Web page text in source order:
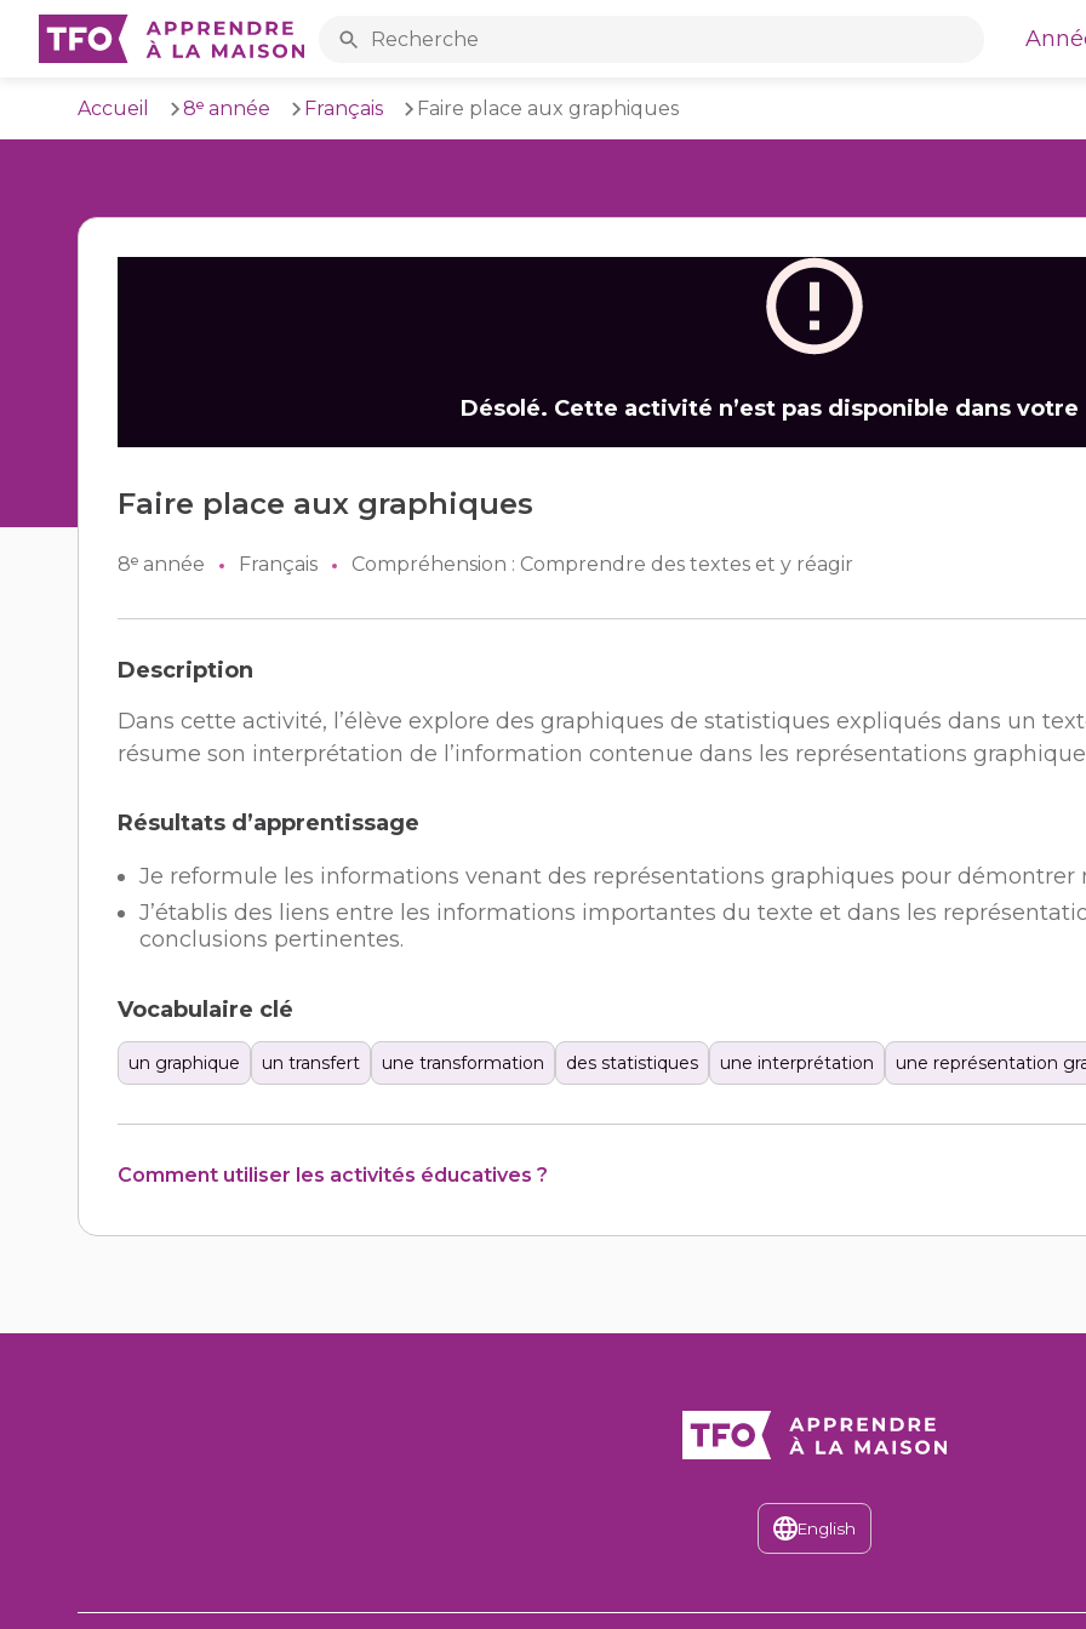
Rechercher sur l’ensemble du site web TFO Apprendre à la maison
Accueil 8ᵉ année Français Faire place aux graphiques
Désolé. Cette activité n’est pas disponible dans
Faire place aux graphiques
8ᵉ année Français Compréhension : Comprendre des textes et y réagir
Description
Dans cette activité, l’élève explore des graphiques de statistiques expliqués dans un
résume son interprétation de l’information contenue dans les représentations
Résultats d’apprentissage
Je reformule les informations venant des représentations graphiques pour démontrer
J’établis des liens entre les informations importantes du texte et dans les
conclusions pertinentes.
Vocabulaire clé
un graphique un transfert une transformation des statistiques une interprétation une représentation
Comment utiliser les activités éducatives ?
English
Discover the English version of